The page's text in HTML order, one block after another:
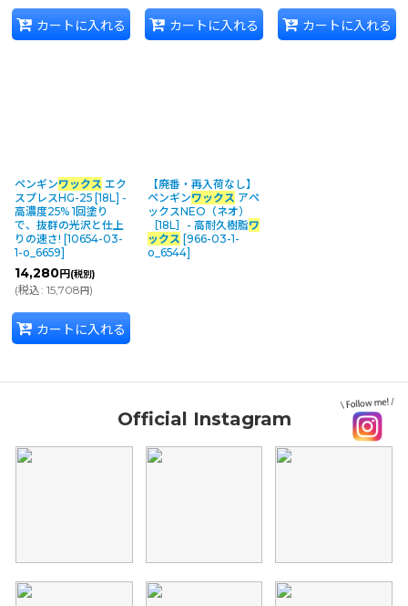
メーカー・ブランド
カートに入れる カートに入れる カートに入れる
ペンギンワックス エク
スプレスHG-25 [18L] -
高濃度25% 1回塗り
で、抜群の光沢と仕上
りの速さ! [10654-03-
1-o_6659]
14,280円 (税別)
(税込: 15,708円)
カートに入れる
【廃番・再入荷なし】
ペンギンワックス アペ
ックスNEO（ネオ）
［18L］- 高耐久樹脂ワ
ックス [966-03-1-
o_6544]
Official Instagram